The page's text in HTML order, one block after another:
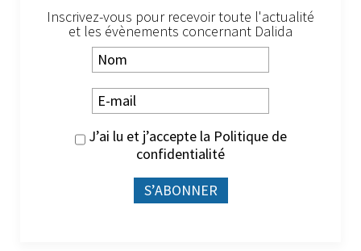
Inscrivez-vous pour recevoir toute l'actualité
et les évènements concernant Dalida
J’ai lu et j’accepte la Politique de
confidentialité